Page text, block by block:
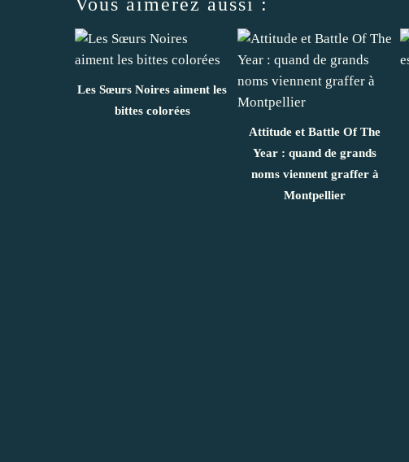
Vous aimerez aussi :
Les Sœurs Noires aiment les
bittes colorées
Attitude et Battle Of The
Year : quand de grands
noms viennent graffer à
Montpellier